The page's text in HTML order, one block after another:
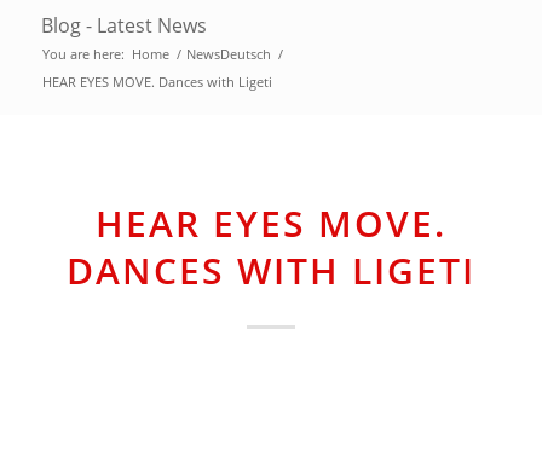
Blog - Latest News
You are here: Home / NewsDeutsch /
HEAR EYES MOVE. Dances with Ligeti
HEAR EYES MOVE.
DANCES WITH LIGETI